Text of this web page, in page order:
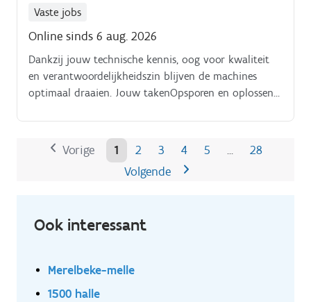
Vaste jobs
Online sinds 6 aug. 2026
Dankzij jouw technische kennis, oog voor kwaliteit
en verantwoordelijkheidszin blijven de machines
optimaal draaien. Jouw takenOpsporen en oplossen
Vorige 1 2 3 4 5
28
Volgende
Ook interessant
Merelbeke-melle
1500 halle